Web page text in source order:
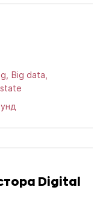
Big data,
Digital